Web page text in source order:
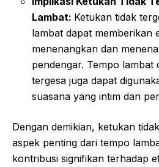
Lambat: Ketukan tidak
lambat dapat memberikan
menenangkan dan
pendengar. Tempo lambat
tergesa juga dapat
suasana yang intim dan
Dengan demikian, ketukan
aspek penting dari tempo
kontribusi signifikan terhadap